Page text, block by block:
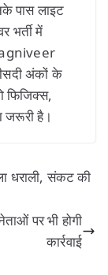
पास लाइट
भर्ती में
(agniveer
अंकों के
फिजिक्स,
जरूरी है।
धराली, संकट की
पर भी होगी
कार्रवाई